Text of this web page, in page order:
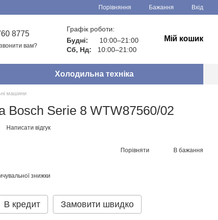
Порівняння Бажання Вхід
8775
вам?
Графік роботи:
Будні:
10:00–21:00
Сб, Нд:
10:00–21:00
Мій кошик
Холодильна техніка
машини
Serie 8 WTW87560/02
Написати відгук
Порівняти В бажання
знижки
В кредит Замовити швидко